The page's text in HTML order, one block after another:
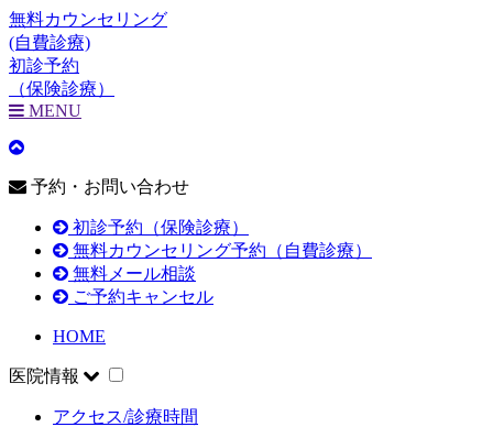
無料カウンセリング
(自費診療)
初診予約
（保険診療）
MENU
予約・お問い合わせ
初診予約（保険診療）
無料カウンセリング予約（自費診療）
無料メール相談
ご予約キャンセル
HOME
医院情報
アクセス/診療時間